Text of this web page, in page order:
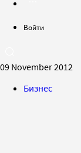
Войти
09 November 2012
Бизнес